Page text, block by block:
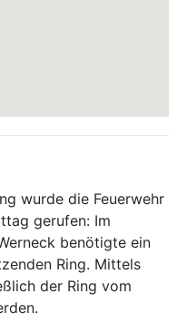
wurde die Feuerwehr
gerufen: Im
benötigte ein
Ring. Mittels
der Ring vom